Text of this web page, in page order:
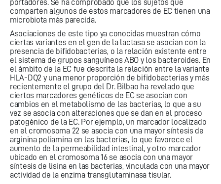
portadores. Se ha comprobado que los sujetos que
comparten algunos de estos marcadores de EC tienen una
microbiota más parecida.
Asociaciones de este tipo ya conocidas muestran cómo
ciertas variantes en el gen de la lactasa se asocian con la
presencia de bifidobacterias, o la relación existente entre
el sistema de grupos sanguíneos ABO y los bacteroides. En
el ámbito de la EC fue descrita la relación entre la variante
HLA-DQ2 y una menor proporción de bifidobacterias y más
recientemente el grupo del Dr. Bilbao ha revelado que
ciertos marcadores genéticos de EC se asocian con
cambios en el metabolismo de las bacterias, lo que a su
vez se asocia con alteraciones que se dan en el proceso
patogénico de la EC. Por ejemplo, un marcador localizado
en el cromosoma 22 se asocia con una mayor síntesis de
arginina poliamina en las bacterias, lo que favorece el
aumento de la permeabilidad intestinal, y otro marcador
ubicado en el cromosoma 16 se asocia con una mayor
síntesis de lisina en las bacterias, vinculada con una mayor
actividad de la enzima transglutaminasa tisular.